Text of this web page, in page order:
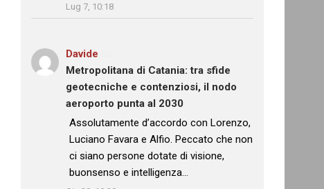
Lug 7, 10:18
Davide
Metropolitana di Catania: tra sfide
geotecniche e contenziosi, il nodo
aeroporto punta al 2030
: “
Assolutamente d’accordo con Lorenzo,
Luciano Favara e Alfio. Peccato che non
ci siano persone dotate di visione,
buonsenso e intelligenza…